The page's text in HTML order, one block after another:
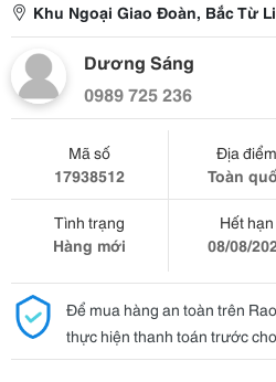
Khu Ngoại Giao Đoàn, Bắc Từ
Dương Sáng
0989 725 236
Mã số
17938512
Địa điểm
Toàn
Tình trạng
Hàng mới
Hết hạn
08/08/
Để mua hàng an toàn trên
thực hiện thanh toán trước